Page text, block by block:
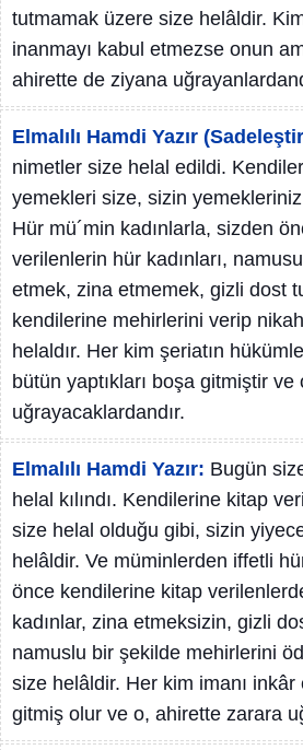
tutmamak üzere size helâldir.
inanmayı kabul etmezse onun
ahirette de ziyana
Elmalılı Hamdi Yazır
nimetler size helal edildi.
yemekleri size, sizin
Hür mü´min kadınlarla, sizden
verilenlerin hür kadınları,
etmek, zina etmemek, gizli dost
kendilerine mehirlerini verip
helaldır. Her kim şeriatın
bütün yaptıkları boşa gitmiştir
uğrayacaklardandır.
Elmalılı Hamdi Yazır: Bugün
helal kılındı. Kendilerine kitap
size helal olduğu gibi, sizin
helâldir. Ve müminlerden iffetli
önce kendilerine kitap
kadınlar, zina etmeksizin, gizli
namuslu bir şekilde mehirlerini
size helâldir. Her kim imanı
gitmiş olur ve o, ahirette zarara